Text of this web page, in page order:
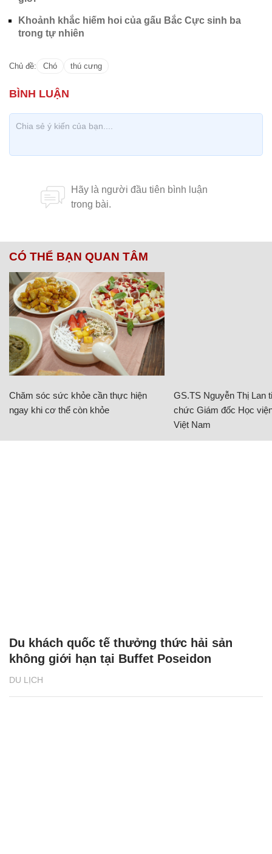
Khoảnh khắc hiếm hoi của gấu Bắc Cực sinh ba
trong tự nhiên
Chủ đề: Chó thú cưng
CÓ THỂ BẠN QUAN TÂM
Chăm sóc sức khỏe cần thực hiện
ngay khi cơ thể còn khỏe
GS.TS Nguyễn Thị Lan
chức Giám đốc Học
Việt Nam
DU LỊCH
Du khách quốc tế thưởng thức hải sản
không giới hạn tại Buffet Poseidon